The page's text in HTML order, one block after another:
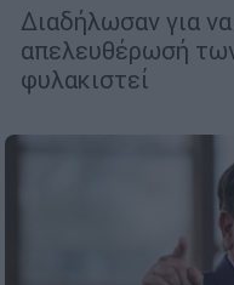
Διαδήλωσαν για
απελευθέρωσή
φυλακιστεί